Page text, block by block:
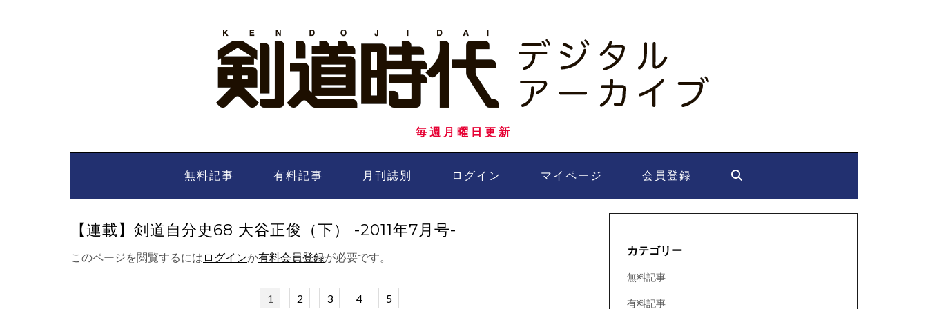
毎週月曜日更新
無料記事 有料記事 月刊誌別 ログイン マイページ 会員登録
【連載】剣道自分史68 大谷正俊（下） -2011年7月号-
このページを閲覧するには ログインか有料会員登録が必要です。
1 2 3 4 5
カテゴリー
無料記事
有料記事